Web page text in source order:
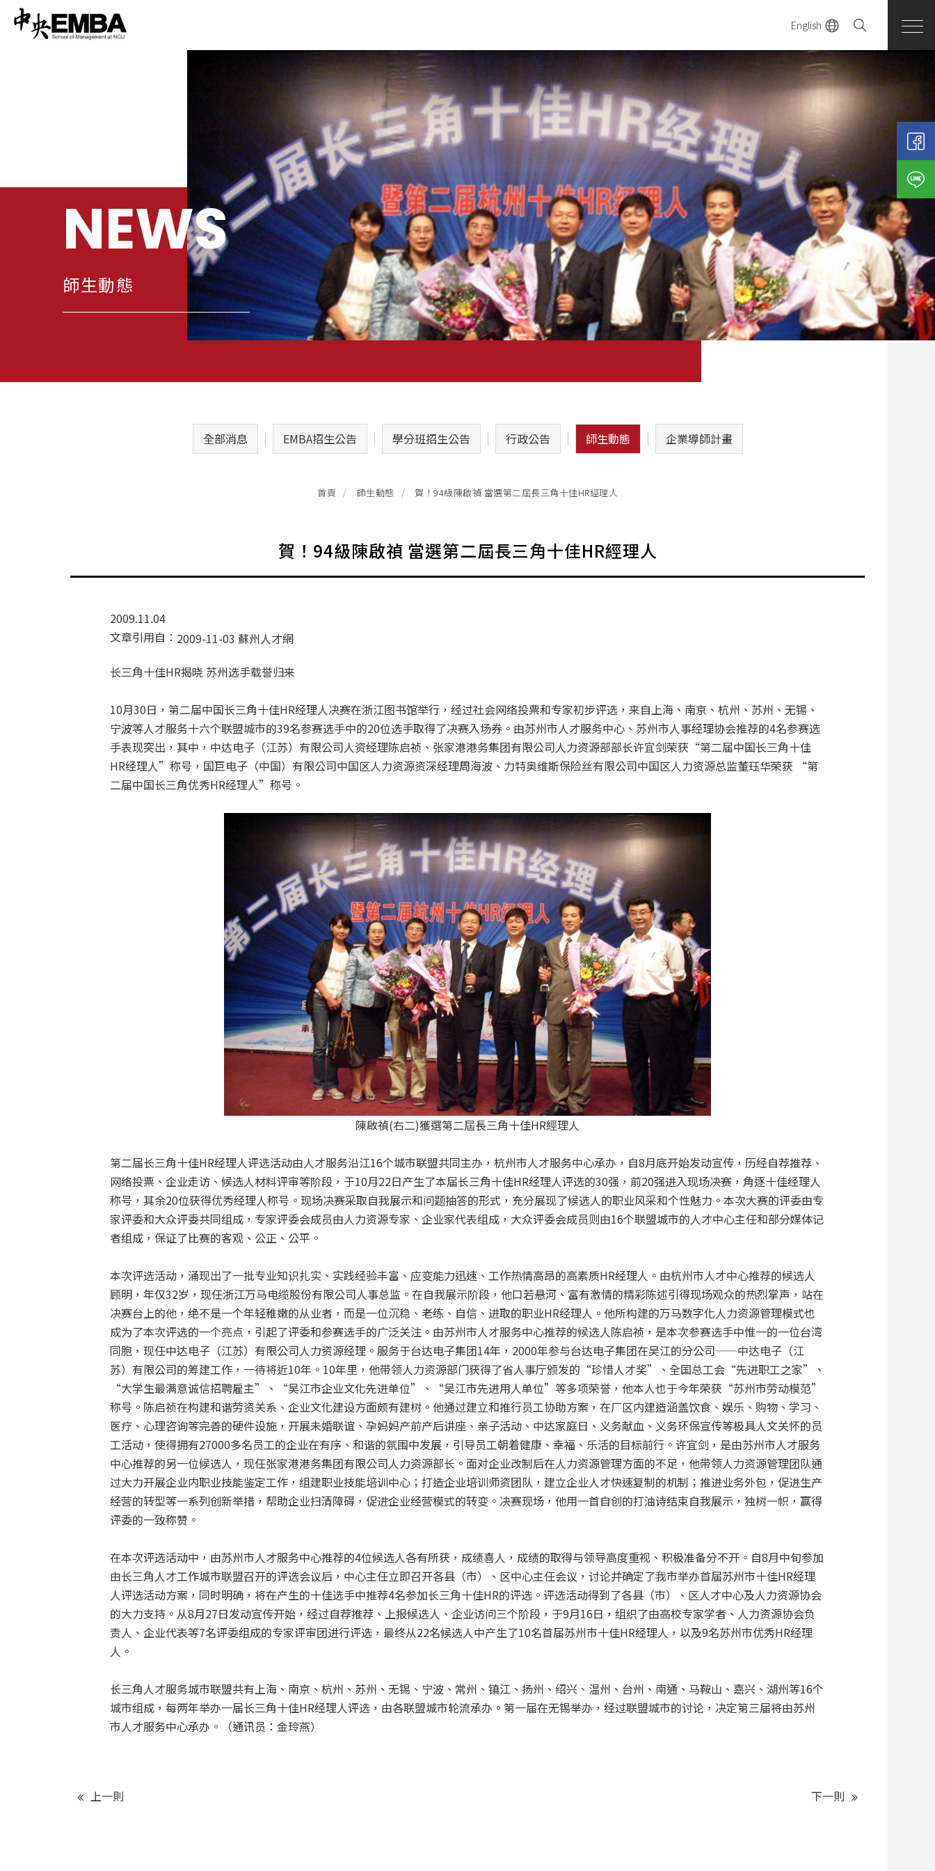
English
NEWS
師生動態
全部消息 EMBA招生公告 學分班招生公告 行政公告 師生動態 企業導師計畫
首頁 師生動態 賀！94級陳啟禎 當選第二屆長三角十佳HR經理人
賀！94級陳啟禎 當選第二屆長三角十佳HR經理人
2009.11.04
文章引用自： 2009-11-03 蘇州人才網
长三角十佳HR揭晓 苏州选手载誉归来
10月30日，第二届中国长三角十佳HR经理人决赛在浙江图书馆举行，经过社会网络投票和专家初步评选，来自上海、南京、杭州、苏州、无锡、
宁波等人才服务十六个联盟城市的39名参赛选手中的20位选手取得了决赛入场券。由苏州市人才服务中心、苏州市人事经理协会推荐的4名参赛选
手表现突出，其中，中达电子（江苏）有限公司人资经理陈启祯、张家港港务集团有限公司人力资源部部长许宜剑荣获“第二届中国长三角十佳
HR经理人”称号，国巨电子（中国）有限公司中国区人力资源资深经理周海波、力特奥维斯保险丝有限公司中国区人力资源总监董珏华荣获 “第
二届中国长三角优秀HR经理人”称号。
陳啟禎(右二)獲選第二屆長三角十佳HR經理人
第二届长三角十佳HR经理人评选活动由人才服务沿江16个城市联盟共同主办，杭州市人才服务中心承办，自8月底开始发动宣传，历经自荐推荐、
网络投票、企业走访、候选人材料评审等阶段，于10月22日产生了本届长三角十佳HR经理人评选的30强，前20强进入现场决赛，角逐十佳经理人
称号，其余20位获得优秀经理人称号。现场决赛采取自我展示和问题抽答的形式，充分展现了候选人的职业风采和个性魅力。本次大赛的评委由专
家评委和大众评委共同组成，专家评委会成员由人力资源专家、企业家代表组成，大众评委会成员则由16个联盟城市的人才中心主任和部分媒体记
者组成，保证了比赛的客观、公正、公平。
本次评选活动，涌现出了一批专业知识扎实、实践经验丰富、应变能力迅速、工作热情高昂的高素质HR经理人。由杭州市人才中心推荐的候选人
顾明，年仅32岁，现任浙江万马电缆股份有限公司人事总监。在自我展示阶段，他口若悬河、富有激情的精彩陈述引得现场观众的热烈掌声，站在
决赛台上的他，绝不是一个年轻稚嫩的从业者，而是一位沉稳、老练、自信、进取的职业HR经理人。他所构建的万马数字化人力资源管理模式也
成为了本次评选的一个亮点，引起了评委和参赛选手的广泛关注。由苏州市人才服务中心推荐的候选人陈启祯，是本次参赛选手中惟一的一位台湾
同胞，现任中达电子（江苏）有限公司人力资源经理。服务于台达电子集团14年，2000年参与台达电子集团在吴江的分公司——中达电子（江
苏）有限公司的筹建工作，一待将近10年。10年里，他带领人力资源部门获得了省人事厅颁发的“珍惜人才奖”、全国总工会“先进职工之家”、
“大学生最满意诚信招聘雇主”、“吴江市企业文化先进单位”、“吴江市先进用人单位”等多项荣誉，他本人也于今年荣获“苏州市劳动模范”
称号。陈启祯在构建和谐劳资关系、企业文化建设方面颇有建树。他通过建立和推行员工协助方案，在厂区内建造涵盖饮食、娱乐、购物、学习、
医疗、心理咨询等完善的硬件设施，开展未婚联谊、孕妈妈产前产后讲座、亲子活动、中达家庭日、义务献血、义务环保宣传等极具人文关怀的员
工活动，使得拥有27000多名员工的企业在有序、和谐的氛围中发展，引导员工朝着健康、幸福、乐活的目标前行。许宜剑，是由苏州市人才服务
中心推荐的另一位候选人，现任张家港港务集团有限公司人力资源部长。面对企业改制后在人力资源管理方面的不足，他带领人力资源管理团队通
过大力开展企业内职业技能鉴定工作，组建职业技能培训中心；打造企业培训师资团队，建立企业人才快速复制的机制；推进业务外包，促进生产
经营的转型等一系列创新举措，帮助企业扫清障碍，促进企业经营模式的转变。决赛现场，他用一首自创的打油诗结束自我展示，独树一帜，赢得
评委的一致称赞。
在本次评选活动中，由苏州市人才服务中心推荐的4位候选人各有所获，成绩喜人，成绩的取得与领导高度重视、积极准备分不开。自8月中旬参加
由长三角人才工作城市联盟召开的评选会议后，中心主任立即召开各县（市）、区中心主任会议，讨论并确定了我市举办首届苏州市十佳HR经理
人评选活动方案，同时明确，将在产生的十佳选手中推荐4名参加长三角十佳HR的评选。评选活动得到了各县（市）、区人才中心及人力资源协会
的大力支持。从8月27日发动宣传开始，经过自荐推荐、上报候选人、企业访问三个阶段，于9月16日，组织了由高校专家学者、人力资源协会负
责人、企业代表等7名评委组成的专家评审团进行评选，最终从22名候选人中产生了10名首届苏州市十佳HR经理人，以及9名苏州市优秀HR经理
人。
长三角人才服务城市联盟共有上海、南京、杭州、苏州、无锡、宁波、常州、镇江、扬州、绍兴、温州、台州、南通、马鞍山、嘉兴、湖州等16个
城市组成，每两年举办一届长三角十佳HR经理人评选，由各联盟城市轮流承办。第一届在无锡举办，经过联盟城市的讨论，决定第三届将由苏州
市人才服务中心承办。（通讯员：金玲燕）
上一則 下一則